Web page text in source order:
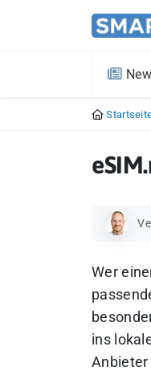
Wer
ins
Anbieter